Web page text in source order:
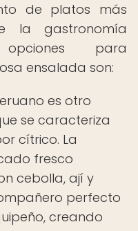
de platos más
la gastronomía
para
ensalada son:
es otro
se caracteriza
cítrico. La
fresco
cebolla, ají y
perfecto
creando